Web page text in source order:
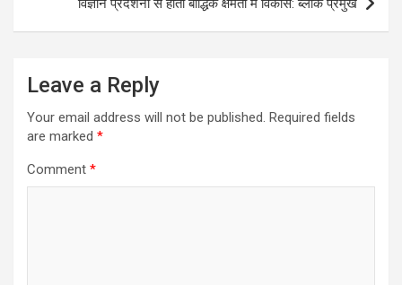
विज्ञान प्रदर्शनी से होता बौद्धिक क्षमता में विकास: ब्लॉक प्रमुख
Leave a Reply
Your email address will not be published. Required fields
are marked *
Comment *